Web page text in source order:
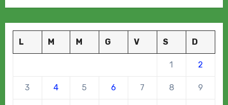
L M M G V S D
1 2
3 4 5 6 7 8 9